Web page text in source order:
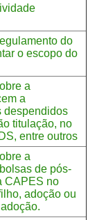
do
o escopo do
a
a
despendidos
titulação, no
entre outros
a
de pós-
CAPES no
adoção ou